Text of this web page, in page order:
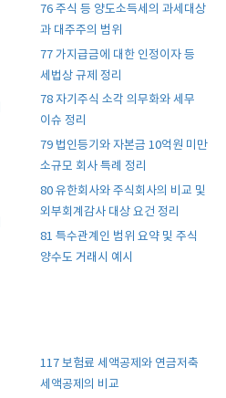
76 주식 등 양도소득세의 과세대상
과 대주주의 범위
77 가지급금에 대한 인정이자 등
세법상 규제 정리
78 자기주식 소각 의무화와 세무
이슈 정리
79 법인등기와 자본금 10억원 미만
소규모 회사 특례 정리
80 유한회사와 주식회사의 비교 및
외부회계감사 대상 요건 정리
81 특수관계인 범위 요약 및 주식
양수도 거래시 예시
117 보험료 세액공제와 연금저축
세액공제의 비교